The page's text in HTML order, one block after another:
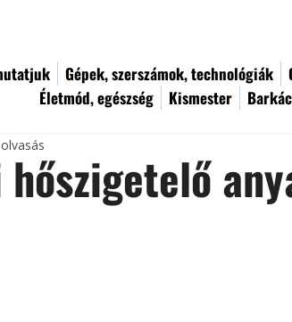
Gépek, szerszámok, technológiák
Életmód, egészség
Kismester
hőszigetelő